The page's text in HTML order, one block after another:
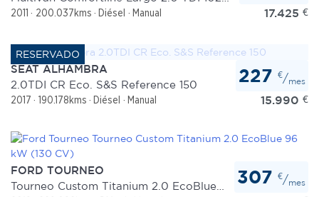
2011 200.037kms Diésel Manual 17.425 €
SEAT ALHAMBRA
2.0TDI CR Eco. S&S Reference 150
2017 190.178kms Diésel Manual 15.990 €
227 €/mes
FORD TOURNEO
307 €/mes